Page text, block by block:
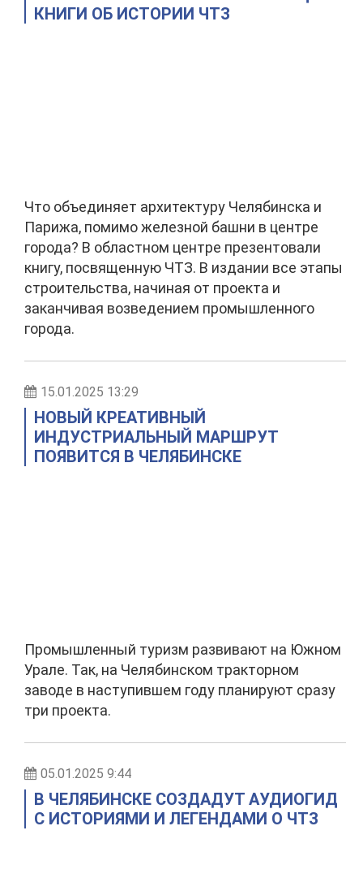
КНИГИ ОБ ИСТОРИИ ЧТЗ
Что объединяет архитектуру Челябинска и
Парижа, помимо железной башни в центре
города? В областном центре презентовали
книгу, посвященную ЧТЗ. В издании все этапы
строительства, начиная от проекта и
заканчивая возведением промышленного
города.
15.01.2025 13:29
НОВЫЙ КРЕАТИВНЫЙ
ИНДУСТРИАЛЬНЫЙ МАРШРУТ
ПОЯВИТСЯ В ЧЕЛЯБИНСКЕ
Промышленный туризм развивают на Южном
Урале. Так, на Челябинском тракторном
заводе в наступившем году планируют сразу
три проекта.
05.01.2025 9:44
В ЧЕЛЯБИНСКЕ СОЗДАДУТ АУДИОГИД
С ИСТОРИЯМИ И ЛЕГЕНДАМИ О ЧТЗ